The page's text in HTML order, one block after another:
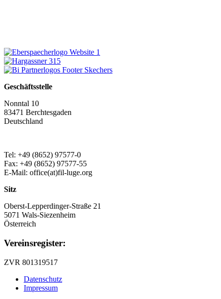
Geschäftsstelle
Nonntal 10
83471 Berchtesgaden
Deutschland
Tel: +49 (8652) 97577-0
Fax: +49 (8652) 97577-55
E-Mail: office(at)fil-luge.org
Sitz
Oberst-Lepperdinger-Straße 21
5071 Wals-Siezenheim
Österreich
Vereinsregister:
ZVR 801319517
Datenschutz
Impressum